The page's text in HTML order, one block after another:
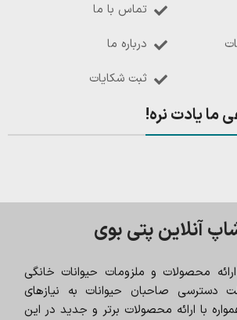
تماس با ما
درباره ما
ثبت شکایات
ما یادت نره!
آنلاین پتی بوی
محصولات و ملزومات حیوانات خانگی
دسترسی صاحبان حیوانات به نیازهای
با ارائه محصولات برتر و جدید در این